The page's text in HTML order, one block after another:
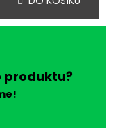
produktu?